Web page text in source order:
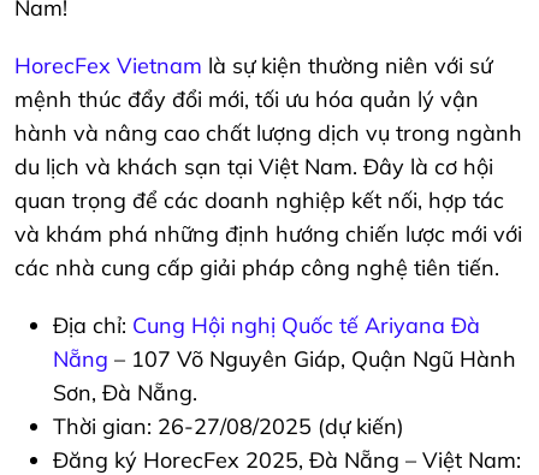
Nam!
HorecFex Vietnam là sự kiện thường niên với sứ
mệnh thúc đẩy đổi mới, tối ưu hóa quản lý vận
hành và nâng cao chất lượng dịch vụ trong ngành
du lịch và khách sạn tại Việt Nam. Đây là cơ hội
quan trọng để các doanh nghiệp kết nối, hợp tác
và khám phá những định hướng chiến lược mới với
các nhà cung cấp giải pháp công nghệ tiên tiến.
Địa chỉ: Cung Hội nghị Quốc tế Ariyana Đà
Nẵng – 107 Võ Nguyên Giáp, Quận Ngũ Hành
Sơn, Đà Nẵng.
Thời gian: 26-27/08/2025 (dự kiến)
Đăng ký HorecFex 2025, Đà Nẵng – Việt Nam: